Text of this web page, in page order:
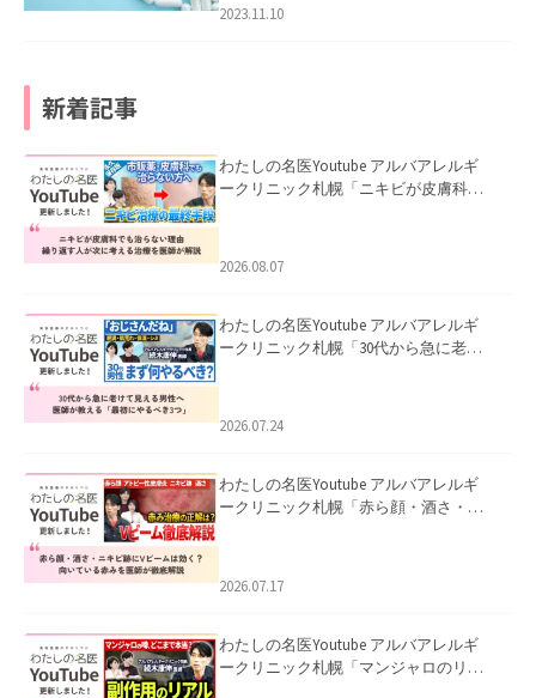
2023.11.10
新着記事
わたしの名医Youtube アルバアレルギ
ークリニック札幌「ニキビが皮膚科で
ました。
2026.08.07
わたしの名医Youtube アルバアレルギ
ークリニック札幌「30代から急に老け
た。
2026.07.24
わたしの名医Youtube アルバアレルギ
ークリニック札幌「赤ら顔・酒さ・ニ
2026.07.17
わたしの名医Youtube アルバアレルギ
ークリニック札幌「マンジャロのリア